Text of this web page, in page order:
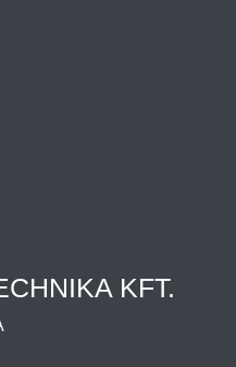
KFT.